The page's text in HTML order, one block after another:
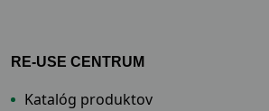
RE-USE CENTRUM
Katalóg produktov